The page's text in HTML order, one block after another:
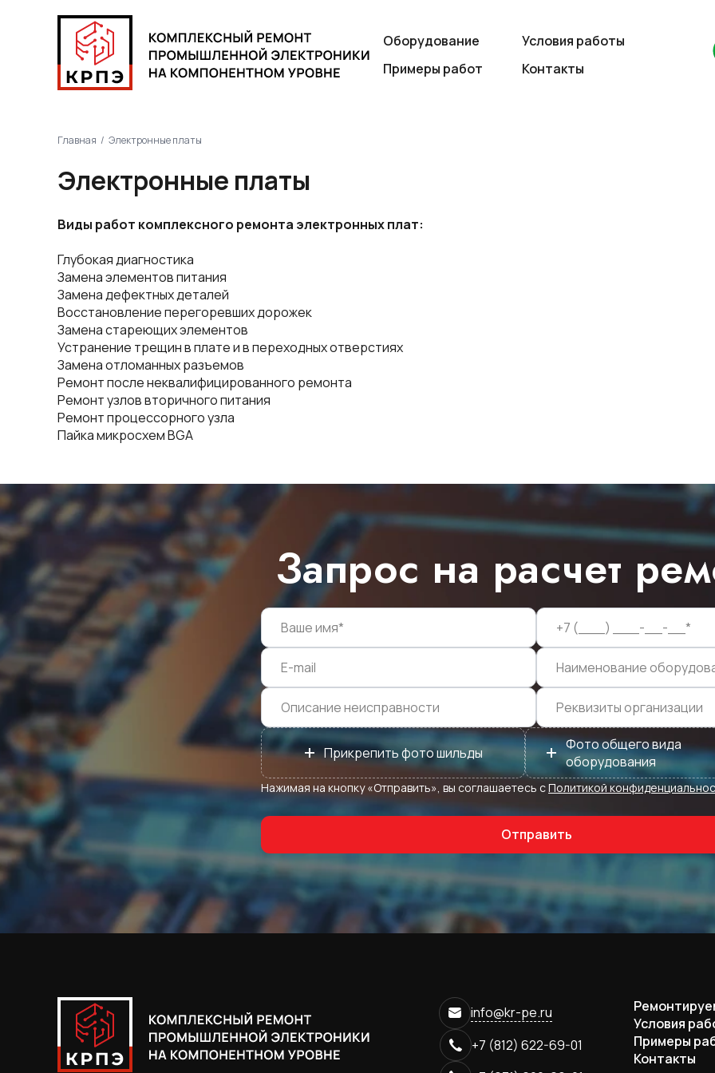
Оборудование
Условия работы
Примеры работ
Контакты
Главная Электронные платы
Электронные платы
Виды работ комплексного ремонта электронных плат:
Глубокая диагностика
Замена элементов питания
Замена дефектных деталей
Восстановление перегоревших дорожек
Замена стареющих элементов
Устранение трещин в плате и в переходных отверстиях
Замена отломанных разъемов
Ремонт после неквалифицированного ремонта
Ремонт узлов вторичного питания
Ремонт процессорного узла
Пайка микросхем BGA
Запрос на расчет
+ Прикрепить фото шильды + Фото общего вида
оборудования
Нажимая на кнопку «Отправить», вы соглашаетесь сПолитикой
Отправить
info@kr-pe.ru
+7 (812) 622-69-01
Условия
Примеры
Контакты